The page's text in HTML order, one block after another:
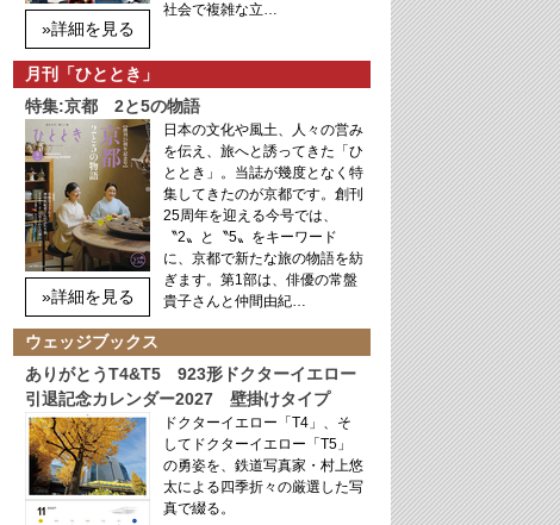
»詳細を見る
社会で複雑な立…
月刊「ひととき」
特集:京都 2と5の物語
»詳細を見る
日本の文化や風土、人々の営み
を伝え、旅へと誘ってきた「ひ
ととき」。当誌が幾度となく特
集してきたのが京都です。創刊
25周年を迎える今号では、
〝2〟と〝5〟をキーワード
に、京都で新たな旅の物語を紡
ぎます。第1部は、俳優の常盤
貴子さんと仲間由紀…
ウェッジブックス
ありがとうT4&T5 923形ドクターイエロー
引退記念カレンダー2027 壁掛けタイプ
ドクターイエロー「T4」、そ
してドクターイエロー「T5」
の勇姿を、鉄道写真家・村上悠
太による四季折々の厳選した写
真で綴る。